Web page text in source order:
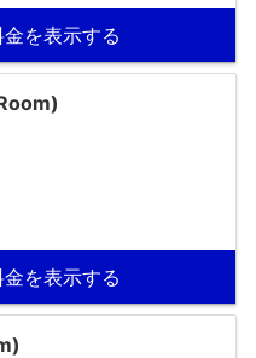
を表示する
を表示する